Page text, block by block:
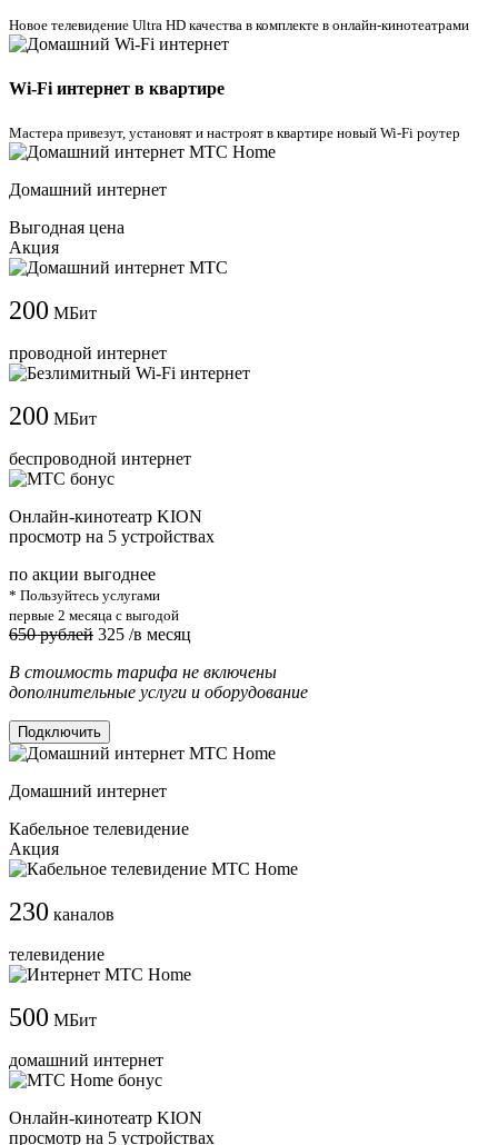
Новое телевидение Ultra HD качества в комплекте в онлайн-кинотеатрами
Wi-Fi интернет в квартире
Мастера привезут, установят и настроят в квартире новый Wi-Fi роутер
Домашний интернет
Выгодная цена
Акция
200 МБит
проводной интернет
200 МБит
беспроводной интернет
Онлайн-кинотеатр KION
просмотр на 5 устройствах
по акции выгоднее
* Пользуйтесь услугами
первые 2 месяца с выгодой
650 рублей 325 /в месяц
В стоимость тарифа не включены
дополнительные услуги и оборудование
Подключить
Домашний интернет
Кабельное телевидение
Акция
230 каналов
телевидение
500 МБит
домашний интернет
Онлайн-кинотеатр KION
просмотр на 5 устройствах